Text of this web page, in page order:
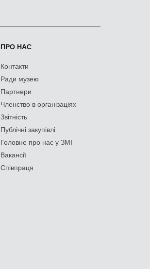
ПРО НАС
Контакти
Ради музею
Партнери
Членство в організаціях
Звітність
Публічні закупівлі
Головне про нас у ЗМІ
Вакансії
Співпраця